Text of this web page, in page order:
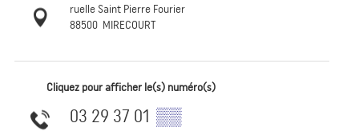
ruelle Saint Pierre Fourier
88500 MIRECOURT
Cliquez pour afficher le(s) numéro(s)
03 29 37 01 ▒▒